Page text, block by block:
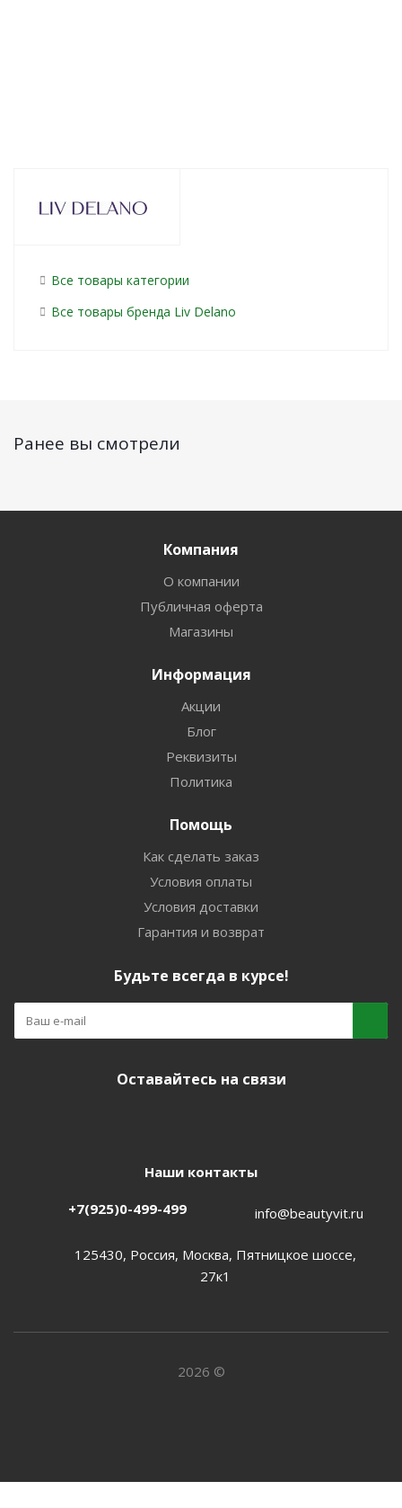
Все товары категории
Все товары бренда Liv Delano
Ранее вы смотрели
Компания
О компании
Публичная оферта
Магазины
Информация
Акции
Блог
Реквизиты
Политика
Помощь
Как сделать заказ
Условия оплаты
Условия доставки
Гарантия и возврат
Будьте всегда в курсе!
Оставайтесь на связи
Наши контакты
+7(925)0-499-499 info@beautyvit.ru
125430, Россия, Москва, Пятницкое шоссе,
27к1
2026 ©